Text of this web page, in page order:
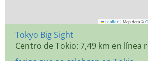
Leaflet | Map data ©
Tokyo Big Sight
Centro de Tokio: 7,49 km en línea